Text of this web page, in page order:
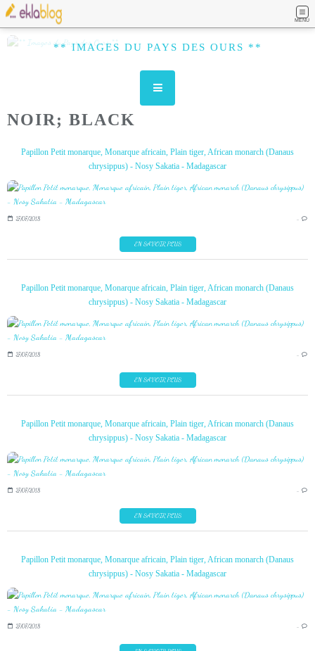
MENU
** IMAGES DU PAYS DES OURS **
NOIR; BLACK
Papillon Petit monarque, Monarque africain, Plain tiger, African monarch (Danaus
chrysippus) - Nosy Sakatia - Madagascar
27/07/2018 …
EN SAVOIR PLUS
Papillon Petit monarque, Monarque africain, Plain tiger, African monarch (Danaus
chrysippus) - Nosy Sakatia - Madagascar
27/07/2018 …
EN SAVOIR PLUS
Papillon Petit monarque, Monarque africain, Plain tiger, African monarch (Danaus
chrysippus) - Nosy Sakatia - Madagascar
27/07/2018 …
EN SAVOIR PLUS
Papillon Petit monarque, Monarque africain, Plain tiger, African monarch (Danaus
chrysippus) - Nosy Sakatia - Madagascar
27/07/2018 …